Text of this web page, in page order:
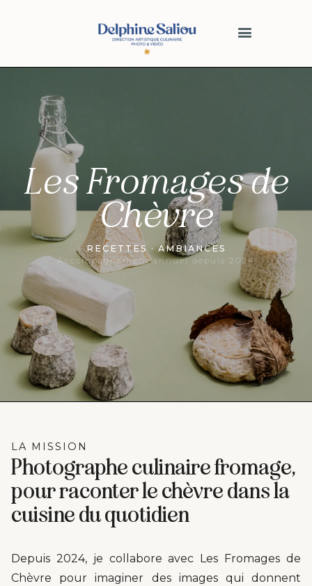
Les Fromages de
Chèvre
RECETTES · AMBIANCES
Accompagnement annuel depuis 2024
LA MISSION
Photographe culinaire fromage,
pour raconter le chèvre dans la
cuisine du quotidien
Depuis 2024, je collabore avec Les Fromages de
Chèvre pour imaginer des images qui donnent